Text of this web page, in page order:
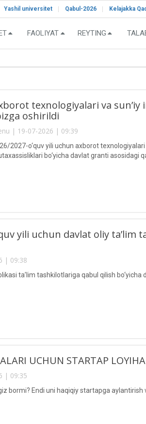
Yashil universitet Qabul-2026 Kelajakka
FAOLIYAT REYTING
texnologiyalari va
oshirildi
| 19-07-2026 | 09:39
2027-o‘quv yili uchun axborot
bo‘yicha davlat granti asosidagi
yili uchun davlat oliy
| 09:38
ta’lim tashkilotlariga qabul qilish
UCHUN STARTAP
| 09:35
bormi? Endi uni haqiqiy startapga